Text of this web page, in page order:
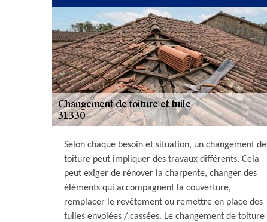
Selon chaque besoin et situation, un changement de
toiture peut impliquer des travaux différents. Cela
peut exiger de rénover la charpente, changer des
éléments qui accompagnent la couverture,
remplacer le revêtement ou remettre en place des
tuiles envolées / cassées. Le changement de toiture